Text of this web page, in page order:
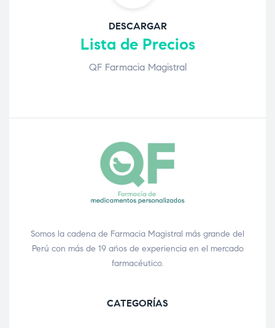
DESCARGAR
Lista de Precios
QF Farmacia Magistral
Somos la cadena de Farmacia Magistral más grande del
Perú con más de 19 años de experiencia en el mercado
farmacéutico.
CATEGORÍAS